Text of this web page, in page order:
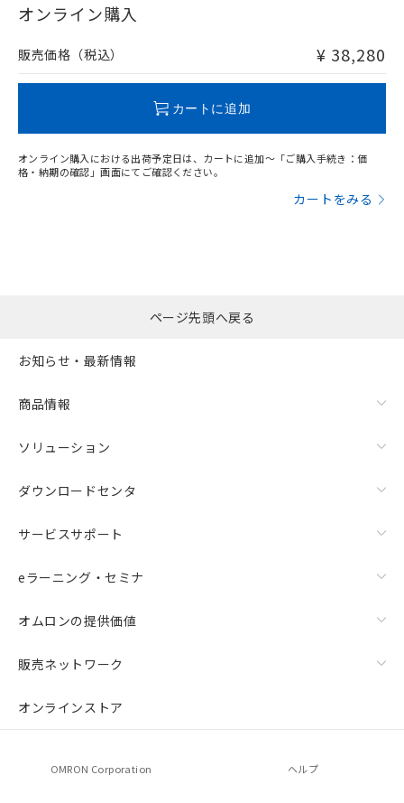
在庫等で未対応品が混在する可能性があります。
問い合わせください。
オンライン購入
販売価格（税込） ¥ 38,280
カートに追加
オンライン購入における出荷予定日は、カートに追加～「ご購入手続き：価
格・納期の確認」画面にてご確認ください。
カートをみる
ページ先頭へ戻る
お知らせ・最新情報
商品情報
ソリューション
ダウンロードセンタ
サービスサポート
eラーニング・セミナ
オムロンの提供価値
販売ネットワーク
オンラインストア
OMRON Corporation ヘルプ